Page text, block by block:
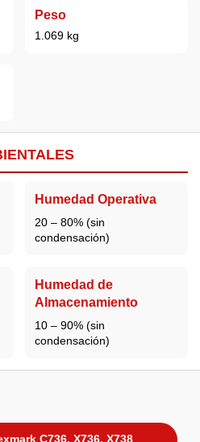
Peso
1.069 kg
Humedad Operativa
20 – 80% (sin
condensación)
Humedad de
Almacenamiento
10 – 90% (sin
condensación)
C736, X736, X738